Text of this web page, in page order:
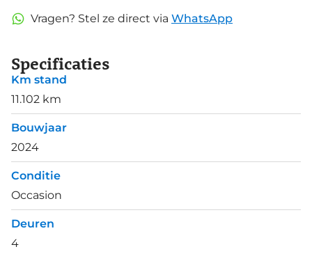
Vragen? Stel ze direct via WhatsApp
Specificaties
Km stand
11.102 km
Bouwjaar
2024
Conditie
Occasion
Deuren
4